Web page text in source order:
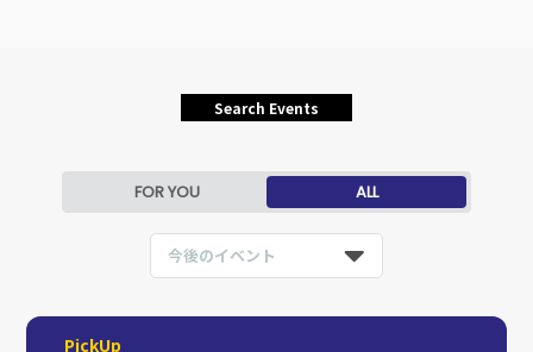
Search Events
FOR YOU ALL
今後のイベント
PickUp